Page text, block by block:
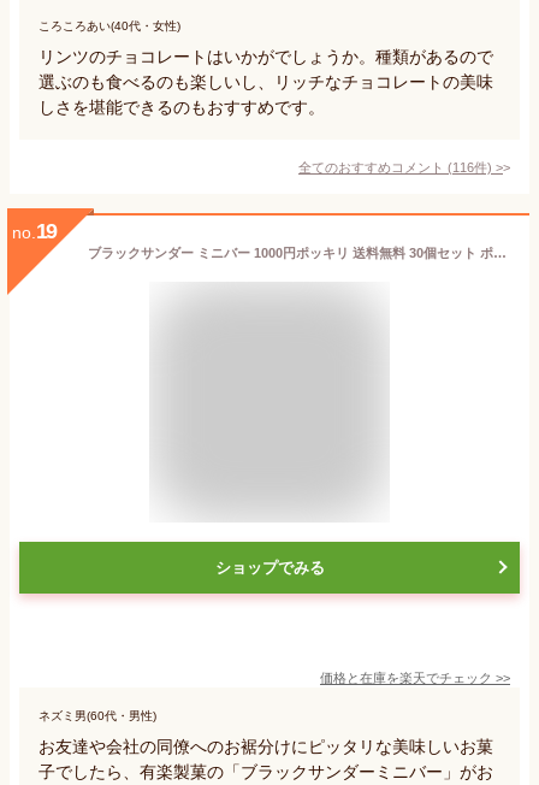
ころころあい(40代・女性)
リンツのチョコレートはいかがでしょうか。種類があるので
選ぶのも食べるのも楽しいし、リッチなチョコレートの美味
しさを堪能できるのもおすすめです。
全てのおすすめコメント (116件) >
no. 19
ブラックサンダー ミニバー 1000円ポッキリ 送料無料 30個セット ポイント消化 お試し バラ売り 有楽製菓 ※常温配送 メール便 コストコ 通販
ショップでみる
価格と在庫を楽天でチェック >>
ネズミ男(60代・男性)
お友達や会社の同僚へのお裾分けにピッタリな美味しいお菓
子でしたら、有楽製菓の「ブラックサンダーミニバー」がお